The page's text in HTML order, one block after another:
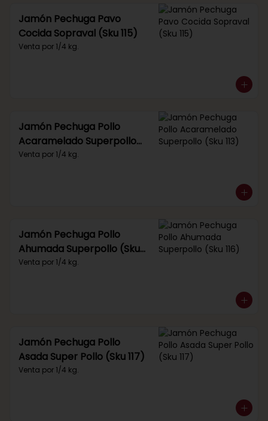
Jamón Pechuga Pavo
Cocida Sopraval (Sku 115)
Venta por 1/4 kg.
Jamón Pechuga Pollo
Acaramelado Superpollo
(Sku 113)
Venta por 1/4 kg.
Jamón Pechuga Pollo
Ahumada Superpollo (Sku
116)
Venta por 1/4 kg.
Jamón Pechuga Pollo
Asada Super Pollo (Sku 117)
Venta por 1/4 kg.